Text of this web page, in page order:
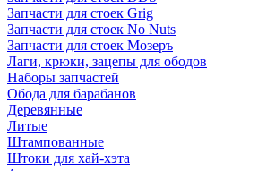
Запчасти для стоек Grig
Запчасти для стоек No Nuts
Запчасти для стоек Мозеръ
Лаги, крюки, зацепы для ободов
Наборы запчастей
Обода для барабанов
Деревянные
Литые
Штампованные
Штоки для хай-хэта